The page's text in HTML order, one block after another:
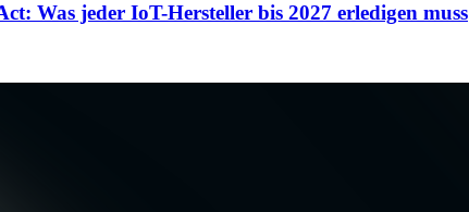
Was jeder IoT-Hersteller bis 2027 erledigen muss